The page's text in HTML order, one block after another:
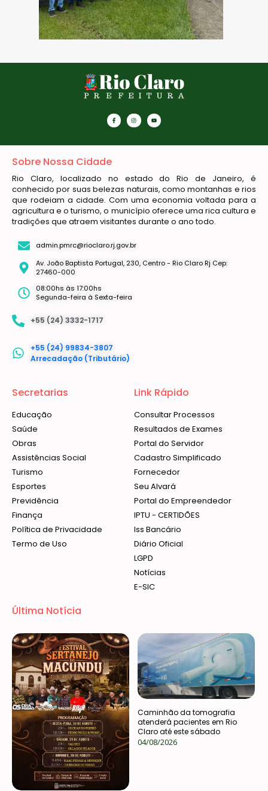
Sobre Nossa Cidade
Rio Claro, localizado no estado do Rio de Janeiro, é
conhecido por suas belezas naturais, como montanhas e rios
que rodeiam a cidade. Com uma economia voltada para a
agricultura e o turismo, o município oferece uma rica cultura e
tradições que atraem visitantes durante o ano todo.
admin.pmrc@rioclaro.rj.gov.br
Av. João Baptista Portugal, 230, Centro - Rio Claro Rj Cep:
27460-000
08:00hs às 17:00hs
Segunda-feira à Sexta-feira
+55 (24) 3332-1717
+55 (24) 99834-3807
Arrecadação (Tributário)
Secretarias
Educação
Saúde
Obras
Assistências Social
Turismo
Esportes
Previdência
Finança
Política de Privacidade
Termo de Uso
Link Rápido
Consultar Processos
Resultados de Exames
Portal do Servidor
Cadastro Simplificado
Fornecedor
Seu Alvará
Portal do Empreendedor
IPTU - CERTIDÕES
Iss Bancário
Diário Oficial
LGPD
Notícias
E-SIC
Última Notícia
Caminhão da tomografia
atenderá pacientes em Rio
Claro até este sábado
04/08/2026